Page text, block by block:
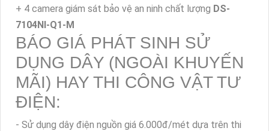
+ 4 camera giám sát bảo vệ an ninh chất lượng DS-
7104NI-Q1-M
BÁO GIÁ PHÁT SINH SỬ
DỤNG DÂY (NGOÀI KHUYẾN
MÃI) HAY THI CÔNG VẬT TƯ
ĐIỆN:
- Sử dụng dây điện nguồn giá 6.000đ/mét dựa trên thi